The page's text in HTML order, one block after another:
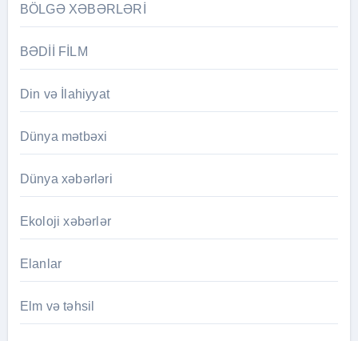
BÖLGƏ XƏBƏRLƏRİ
BƏDİİ FİLM
Din və İlahiyyat
Dünya mətbəxi
Dünya xəbərləri
Ekoloji xəbərlər
Elanlar
Elm və təhsil